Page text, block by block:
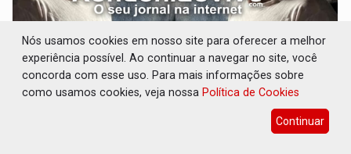
VULGO 'UNIÃO': Chefe de facção criminosa é
preso durante operação policial
Polícia 06 de Agosto de 2026 às 14:11
Nós usamos cookies em nosso site para oferecer a melhor
experiência possível. Ao continuar a navegar no site, você
concorda com esse uso. Para mais informações sobre
como usamos cookies, veja nossa Política de Cookies
Continuar